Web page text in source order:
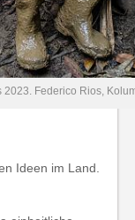
2023. Federico Rios,
Ideen im Land.